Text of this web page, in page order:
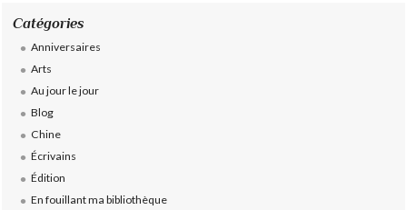
Catégories
Anniversaires
Arts
Au jour le jour
Blog
Chine
Écrivains
Édition
En fouillant ma bibliothèque